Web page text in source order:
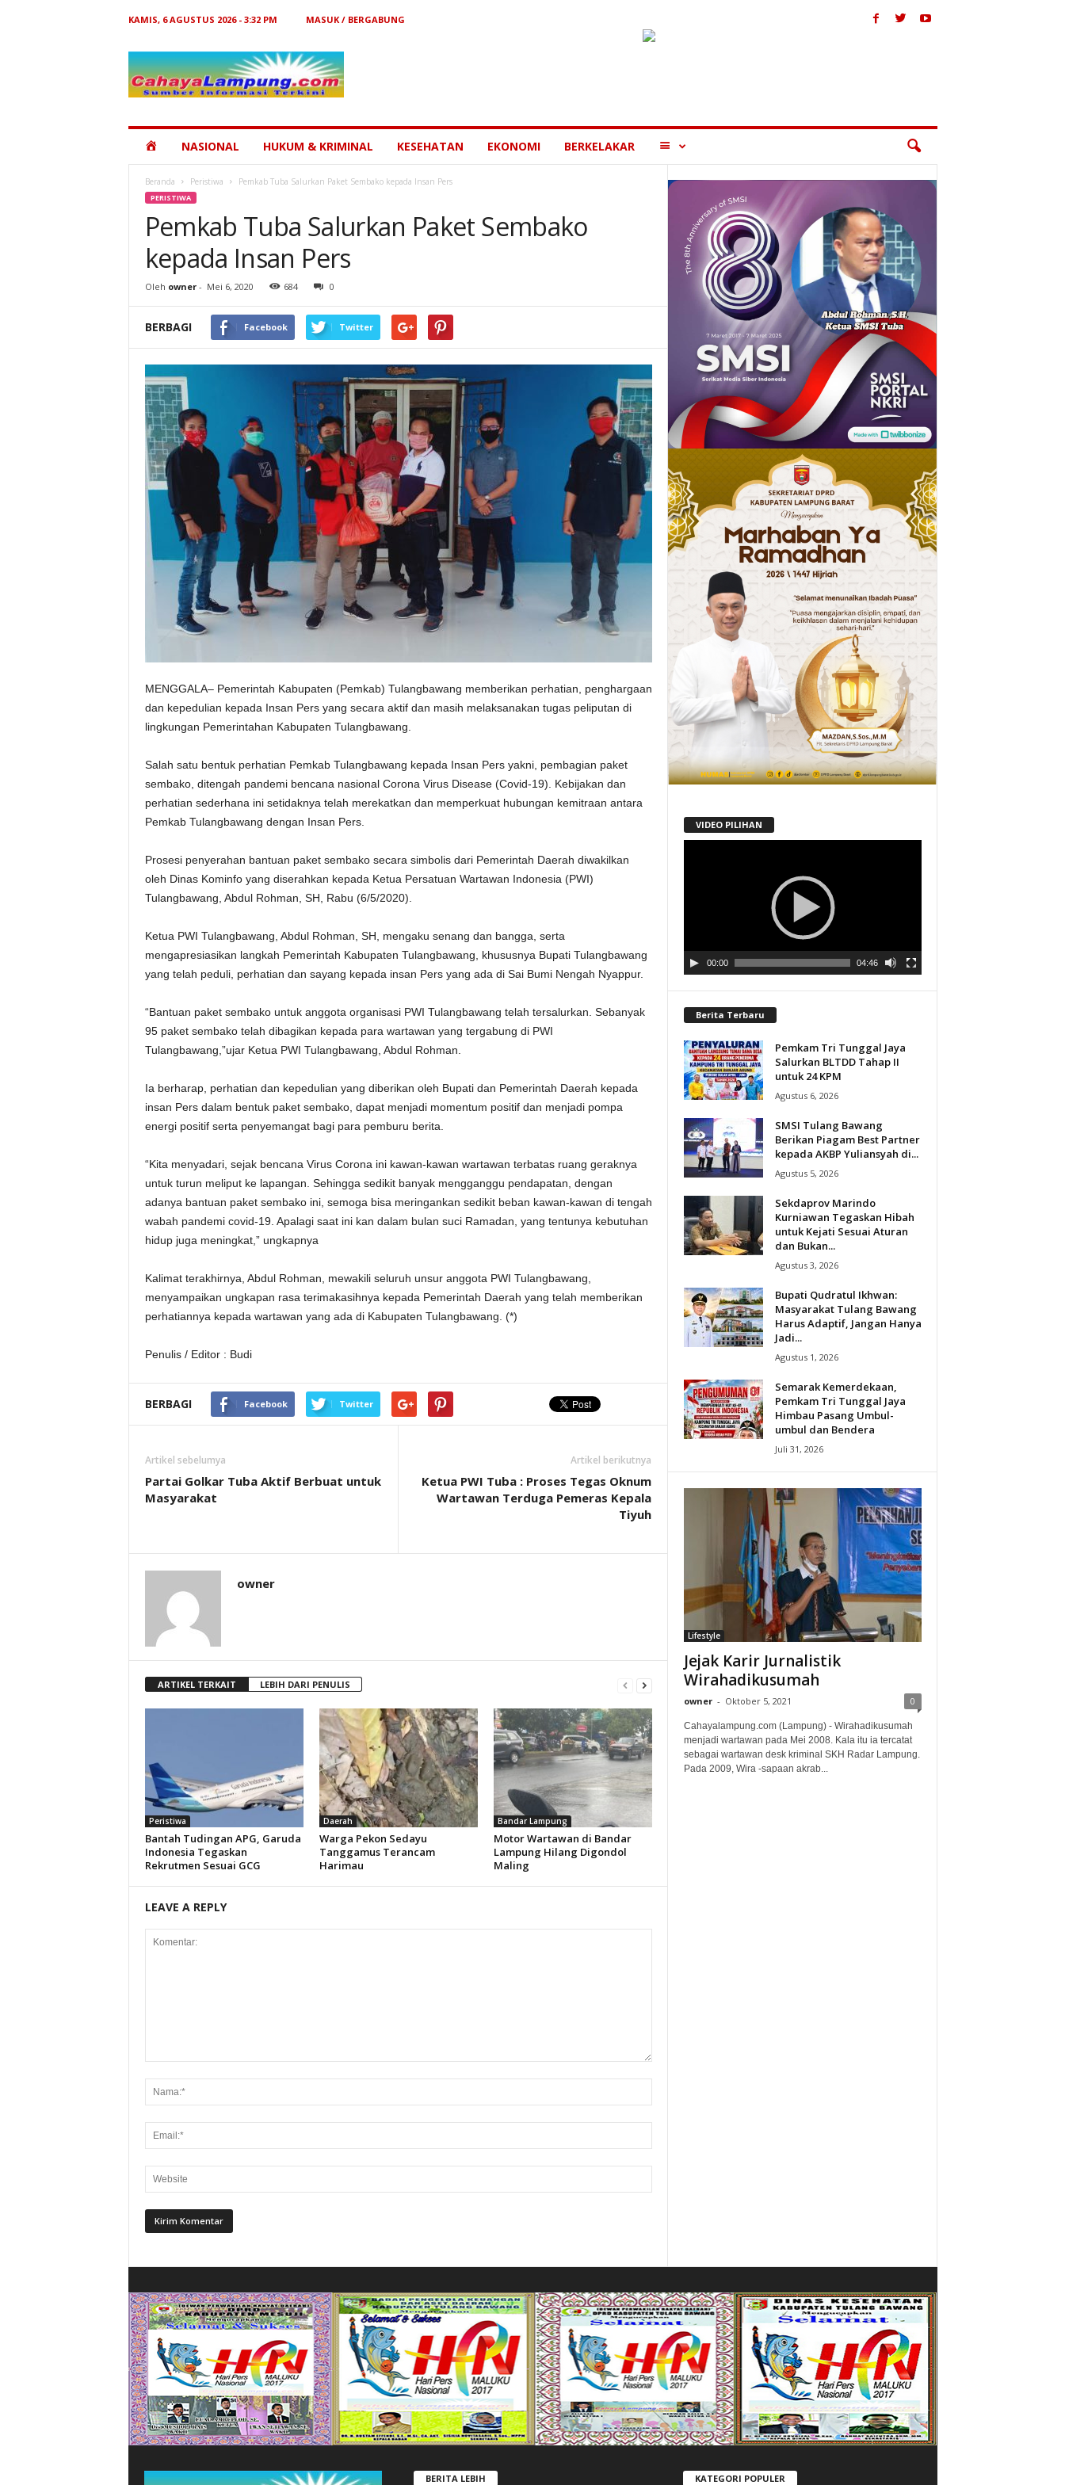
KAMIS, 6 AGUSTUS 2026 - 3:32 PM
MASUK / BERGABUNG
Lampung
HOMENASIONAL HUKUM & KRIMINAL KESEHATAN EKONOMI BERKELAKAR MORE
Beranda Peristiwa Pemkab Tuba Salurkan Paket Sembako kepada Insan Pers
PERISTIWA
Pemkab Tuba Salurkan Paket Sembako
kepada Insan Pers
Oleh owner- Mei 6, 2020 684 0
BERBAGI Facebook Twitter
MENGGALA– Pemerintah Kabupaten (Pemkab) Tulangbawang memberikan perhatian, penghargaan
dan kepedulian kepada Insan Pers yang secara aktif dan masih melaksanakan tugas peliputan di
lingkungan Pemerintahan Kabupaten Tulangbawang.
Salah satu bentuk perhatian Pemkab Tulangbawang kepada Insan Pers yakni, pembagian paket
sembako, ditengah pandemi bencana nasional Corona Virus Disease (Covid-19). Kebijakan dan
perhatian sederhana ini setidaknya telah merekatkan dan memperkuat hubungan kemitraan antara
Pemkab Tulangbawang dengan Insan Pers.
Prosesi penyerahan bantuan paket sembako secara simbolis dari Pemerintah Daerah diwakilkan
oleh Dinas Kominfo yang diserahkan kepada Ketua Persatuan Wartawan Indonesia (PWI)
Tulangbawang, Abdul Rohman, SH, Rabu (6/5/2020).
Ketua PWI Tulangbawang, Abdul Rohman, SH, mengaku senang dan bangga, serta
mengapresiasikan langkah Pemerintah Kabupaten Tulangbawang, khususnya Bupati Tulangbawang
yang telah peduli, perhatian dan sayang kepada insan Pers yang ada di Sai Bumi Nengah Nyappur.
“Bantuan paket sembako untuk anggota organisasi PWI Tulangbawang telah tersalurkan. Sebanyak
95 paket sembako telah dibagikan kepada para wartawan yang tergabung di PWI
Tulangbawang,”ujar Ketua PWI Tulangbawang, Abdul Rohman.
Ia berharap, perhatian dan kepedulian yang diberikan oleh Bupati dan Pemerintah Daerah kepada
insan Pers dalam bentuk paket sembako, dapat menjadi momentum positif dan menjadi pompa
energi positif serta penyemangat bagi para pemburu berita.
“Kita menyadari, sejak bencana Virus Corona ini kawan-kawan wartawan terbatas ruang geraknya
untuk turun meliput ke lapangan. Sehingga sedikit banyak mengganggu pendapatan, dengan
adanya bantuan paket sembako ini, semoga bisa meringankan sedikit beban kawan-kawan di tengah
wabah pandemi covid-19. Apalagi saat ini kan dalam bulan suci Ramadan, yang tentunya kebutuhan
hidup juga meningkat,” ungkapnya
Kalimat terakhirnya, Abdul Rohman, mewakili seluruh unsur anggota PWI Tulangbawang,
menyampaikan ungkapan rasa terimakasihnya kepada Pemerintah Daerah yang telah memberikan
perhatiannya kepada wartawan yang ada di Kabupaten Tulangbawang. (*)
Penulis / Editor : Budi
BERBAGI Facebook Twitter
Artikel sebelumya
Partai Golkar Tuba Aktif Berbuat untuk
Masyarakat
Artikel berikutnya
Ketua PWI Tuba : Proses Tegas Oknum
Wartawan Terduga Pemeras Kepala
Tiyuh
owner
ARTIKEL TERKAIT LEBIH DARI PENULIS
Peristiwa
Bantah Tudingan APG, Garuda
Indonesia Tegaskan
Rekrutmen Sesuai GCG
Daerah
Warga Pekon Sedayu
Tanggamus Terancam
Harimau
Bandar Lampung
Motor Wartawan di Bandar
Lampung Hilang Digondol
Maling
LEAVE A REPLY
VIDEO PILIHAN
00:00 04:46
Berita Terbaru
Pemkam Tri Tunggal Jaya
Salurkan BLTDD Tahap II
untuk 24 KPM
Agustus 6, 2026
SMSI Tulang Bawang
Berikan Piagam Best Partner
kepada AKBP Yuliansyah di...
Agustus 5, 2026
Sekdaprov Marindo
Kurniawan Tegaskan Hibah
untuk Kejati Sesuai Aturan
dan Bukan...
Agustus 3, 2026
Bupati Qudratul Ikhwan:
Masyarakat Tulang Bawang
Harus Adaptif, Jangan Hanya
Jadi...
Agustus 1, 2026
Semarak Kemerdekaan,
Pemkam Tri Tunggal Jaya
Himbau Pasang Umbul-
umbul dan Bendera
Juli 31, 2026
Lifestyle
Jejak Karir Jurnalistik
Wirahadikusumah
owner - Oktober 5, 2021 0
Cahayalampung.com (Lampung) - Wirahadikusumah
menjadi wartawan pada Mei 2008. Kala itu ia tercatat
sebagai wartawan desk kriminal SKH Radar Lampung.
Pada 2009, Wira -sapaan akrab...
BERITA LEBIH KATEGORI POPULER